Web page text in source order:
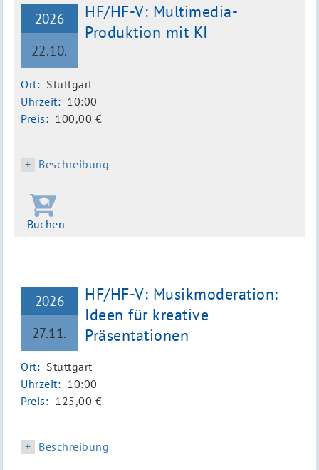
2026
22.10.
HF/HF-V: Multimedia-
Produktion mit KI
Ort: Stuttgart
Uhrzeit: 10:00
Preis: 100,00 €
Beschreibung
Buchen
2026
27.11.
HF/HF-V: Musikmoderation:
Ideen für kreative
Präsentationen
Ort: Stuttgart
Uhrzeit: 10:00
Preis: 125,00 €
Beschreibung